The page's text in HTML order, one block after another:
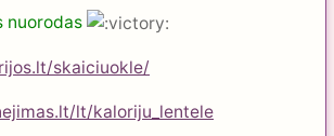
nuorodas
skaiciuokle/
lt/kaloriju_lentele